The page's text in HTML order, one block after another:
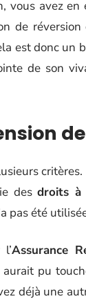
vous avez
de
est donc un
de son
desdroits à
pas été
Assurance
pu
déjà une